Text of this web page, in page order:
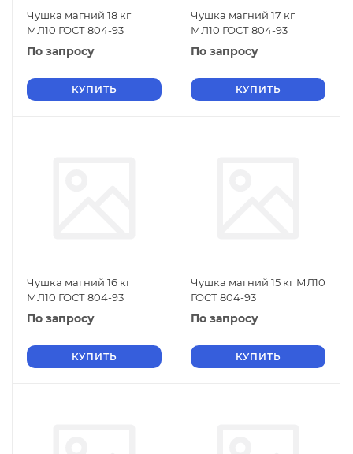
Чушка магний 18 кг
МЛ10 ГОСТ 804-93
По запросу
КУПИТЬ
Чушка магний 17 кг
МЛ10 ГОСТ 804-93
По запросу
КУПИТЬ
Чушка магний 16 кг
МЛ10 ГОСТ 804-93
По запросу
КУПИТЬ
Чушка магний 15 кг МЛ10
ГОСТ 804-93
По запросу
КУПИТЬ